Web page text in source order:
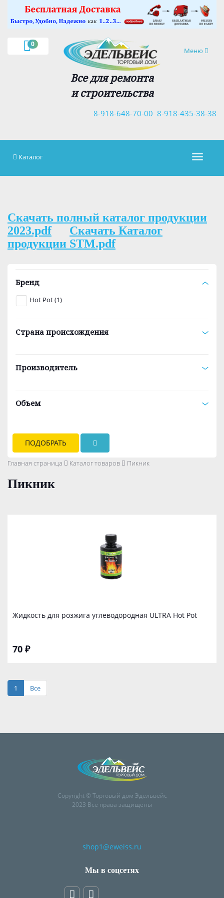
0
Навигация
Меню
Все для ремонта
и строительства
8-918-435-38-38
8-918-648-70-00
×
Каталог
Скачать полный каталог продукции
2023.pdf
Скачать Каталог
продукции STM.pdf
Бренд
Hot Pot (1)
Страна происхождения
Производитель
Объем
ПОДОБРАТЬ
Главная страница Каталог товаров Пикник
Пикник
Жидкость для розжига углеводородная ULTRA Hot Pot
70 ₽
1 Все
Copyright © Торговый дом Эдельвейс
2023 Все права защищены
shop1@eweiss.ru
Мы в соцсетях